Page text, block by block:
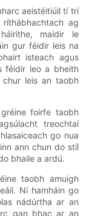
aeistéitiúil tí trí
ag
maidir le
gur féidir leis na
isteach agus
féidir leo a bheith
leis an taobh
foirfe taobh
treochtaí
go nua
ann chun do stíl
bhaile a ardú.
taobh amuigh
Ní hamháin go
nádúrtha ar an
gan bhac ar an